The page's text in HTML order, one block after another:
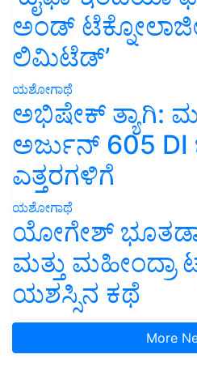
ಅಂಡ್
ಲಿಮಿಟೆಡ್’
ಯಶೋಗಾಥೆ
ಅಭಿಷೇಕ್ ತ್ಯಾಗಿ:
ಅರ್ಜುನ್ 605
ಎತ್ತರಗಳಿಗೆ
ಯಶೋಗಾಥೆ
ಯೋಗೇಶ್
ಮತ್ತು ಮಹೀಂದ್ರಾ
ಯಶಸ್ಸಿನ ಕಥೆ
More